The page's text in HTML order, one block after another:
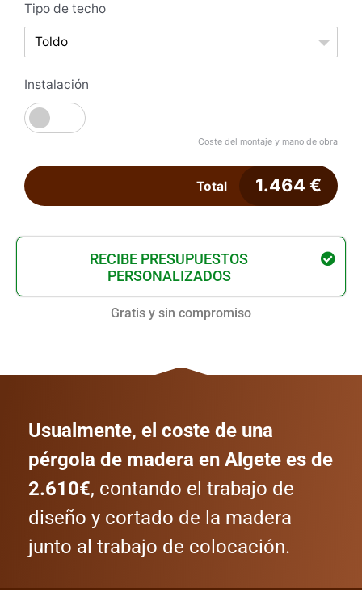
Tipo de techo
Toldo
Instalación
Coste del montaje y mano de obra
Total 1.464 €
RECIBE PRESUPUESTOS
PERSONALIZADOS
Gratis y sin compromiso
Usualmente, el coste de una
pérgola de madera en Algete es de
2.610€, contando el trabajo de
diseño y cortado de la madera
junto al trabajo de colocación.